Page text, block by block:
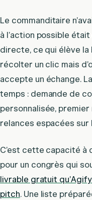
Le commanditaire
à l’action possible
directe, ce qui élève la
récolter un clic mais
accepte un échange.
temps : demande de
personnalisée,
relances espacées sur
C’est cette capacité
pour un congrès qui
livrable gratuit
pitch. Une liste